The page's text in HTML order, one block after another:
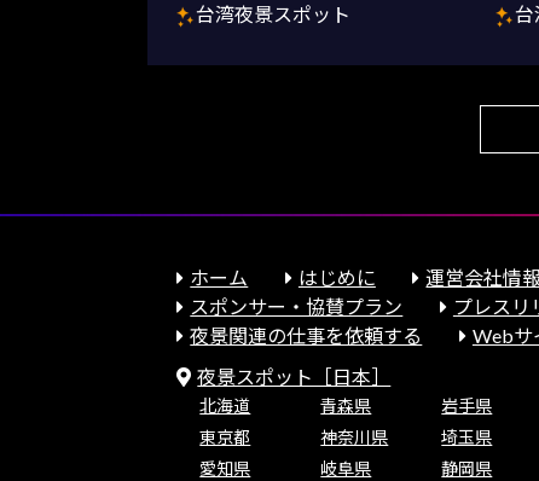
台湾夜景スポット 台
ホーム はじめに 運営会社情報
スポンサー・協賛プラン
プレスリ
夜景関連の仕事を依頼する
Webサ
夜景スポット［日本］
北海道 青森県 岩手県
東京都
神奈川県 埼玉県
愛知県
岐阜県 静岡県